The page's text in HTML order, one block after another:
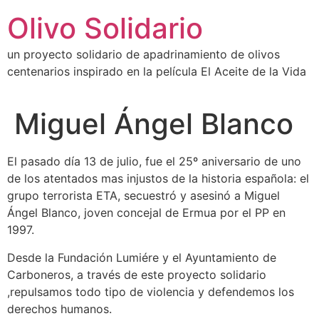
contenido
Olivo Solidario
un proyecto solidario de apadrinamiento de olivos
centenarios inspirado en la película El Aceite de la Vida
Miguel Ángel Blanco
El pasado día 13 de julio, fue el 25º aniversario de uno
de los atentados mas injustos de la historia española: el
grupo terrorista ETA, secuestró y asesinó a Miguel
Ángel Blanco, joven concejal de Ermua por el PP en
1997.
Desde la Fundación Lumiére y el Ayuntamiento de
Carboneros, a través de este proyecto solidario
,repulsamos todo tipo de violencia y defendemos los
derechos humanos.